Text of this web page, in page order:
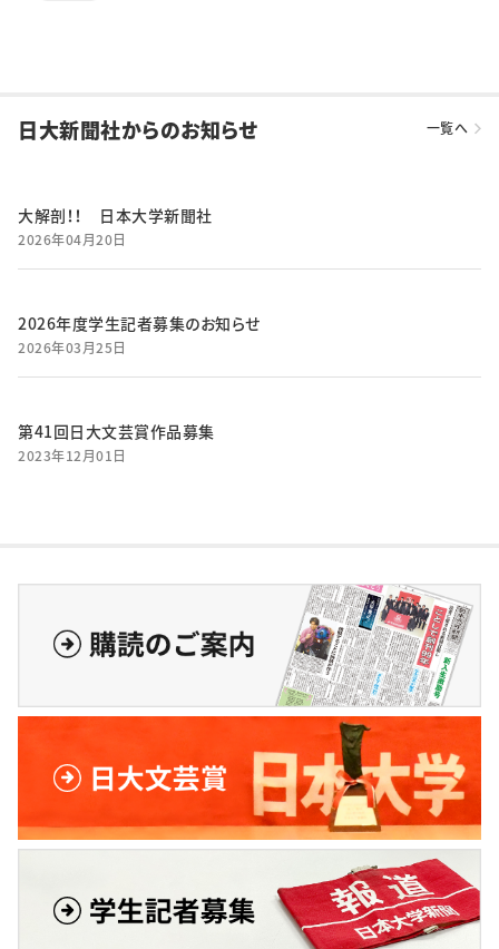
日大新聞社からのお知らせ 一覧へ
大解剖！！ 日本大学新聞社
2026年04月20日
2026年度学生記者募集のお知らせ
2026年03月25日
第41回日大文芸賞作品募集
2023年12月01日